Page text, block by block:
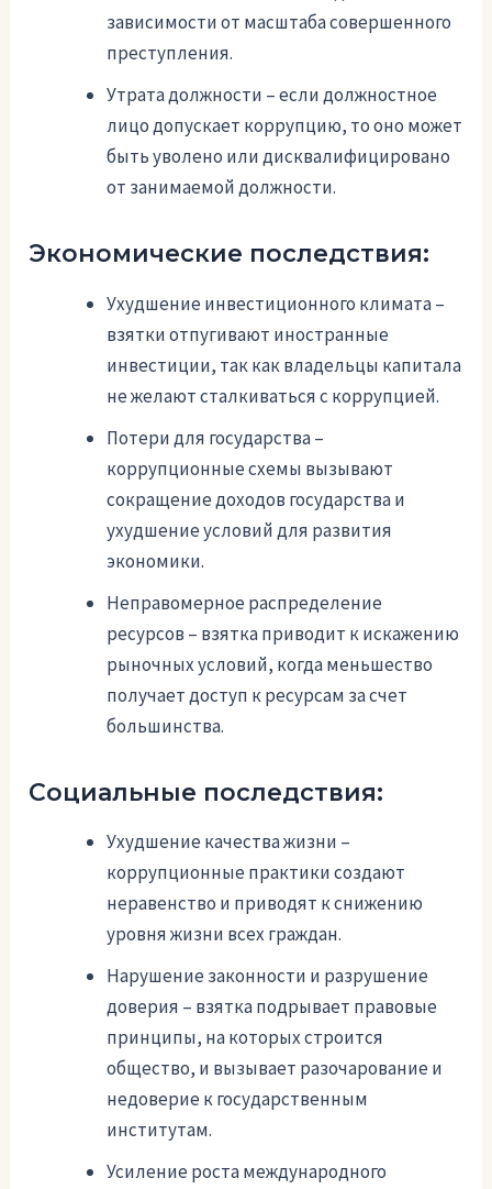
зависимости от масштаба совершенного
преступления.
Утрата должности – если должностное
лицо допускает коррупцию, то оно может
быть уволено или дисквалифицировано
от занимаемой должности.
Экономические последствия:
Ухудшение инвестиционного климата –
взятки отпугивают иностранные
инвестиции, так как владельцы капитала
не желают сталкиваться с коррупцией.
Потери для государства –
коррупционные схемы вызывают
сокращение доходов государства и
ухудшение условий для развития
экономики.
Неправомерное распределение
ресурсов – взятка приводит к искажению
рыночных условий, когда меньшество
получает доступ к ресурсам за счет
большинства.
Социальные последствия:
Ухудшение качества жизни –
коррупционные практики создают
неравенство и приводят к снижению
уровня жизни всех граждан.
Нарушение законности и разрушение
доверия – взятка подрывает правовые
принципы, на которых строится
общество, и вызывает разочарование и
недоверие к государственным
институтам.
Усиление роста международного